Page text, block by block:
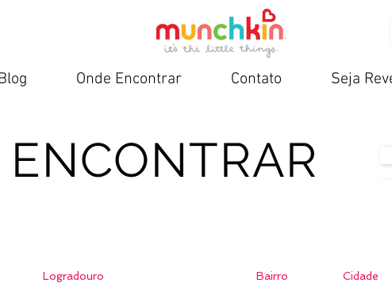
Onde Encontrar Contato Seja
Logradouro Bairro Cidade